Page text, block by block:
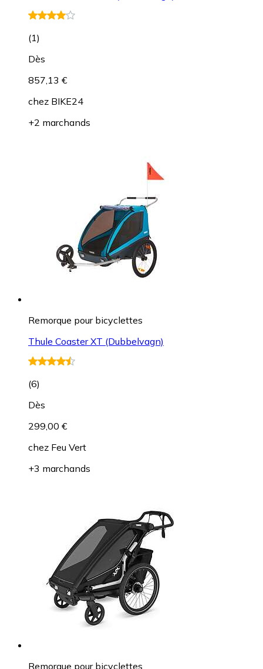
(1)
Dès
857,13 €
chez BIKE24
+2 marchands
Remorque pour bicyclettes
Thule Coaster XT (Dubbelvagn)
(6)
Dès
299,00 €
chez Feu Vert
+3 marchands
Remorque pour bicyclettes